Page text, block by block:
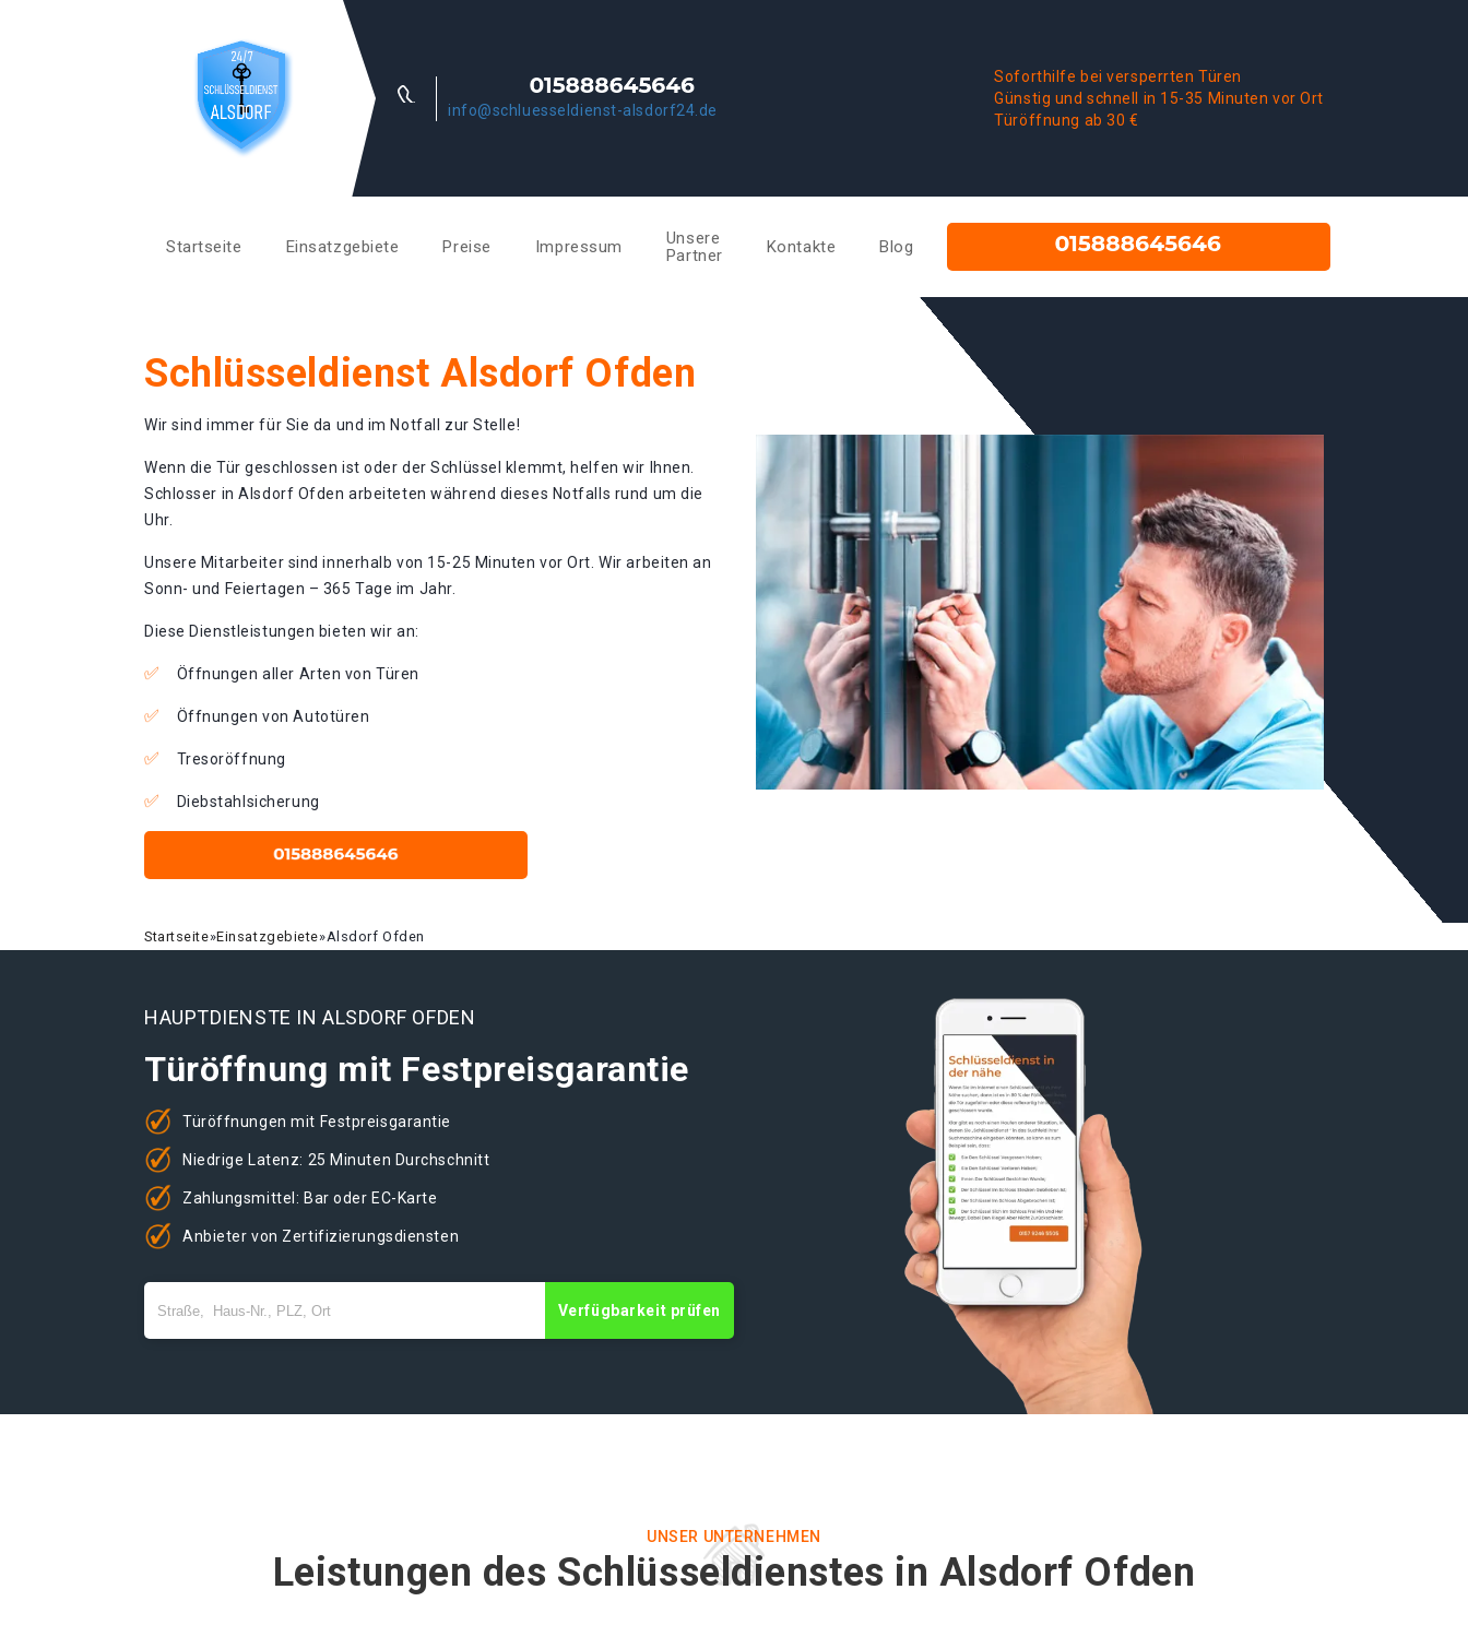
info@schluesseldienst-alsdorf24.de
Soforthilfe bei versperrten Türen
Günstig und schnell in 15-35 Minuten vor Ort
Türöffnung ab 30 €
Startseite Einsatzgebiete Preise Impressum
Unsere
Partner
Kontakte Blog
Schlüsseldienst Alsdorf Ofden
Wir sind immer für Sie da und im Notfall zur Stelle!
Wenn die Tür geschlossen ist oder der Schlüssel klemmt, helfen wir Ihnen.
Schlosser in Alsdorf Ofden arbeiteten während dieses Notfalls rund um die
Uhr.
Unsere Mitarbeiter sind innerhalb von 15-25 Minuten vor Ort. Wir arbeiten an
Sonn- und Feiertagen – 365 Tage im Jahr.
Diese Dienstleistungen bieten wir an:
Öffnungen aller Arten von Türen
Öffnungen von Autotüren
Tresoröffnung
Diebstahlsicherung
Startseite»Einsatzgebiete»Alsdorf Ofden
HAUPTDIENSTE IN ALSDORF OFDEN
Türöffnung mit Festpreisgarantie
Türöffnungen mit Festpreisgarantie
Niedrige Latenz: 25 Minuten Durchschnitt
Zahlungsmittel: Bar oder EC-Karte
Anbieter von Zertifizierungsdiensten
Verfügbarkeit prüfen
UNSER UNTERNEHMEN
Leistungen des Schlüsseldienstes in Alsdorf Ofden